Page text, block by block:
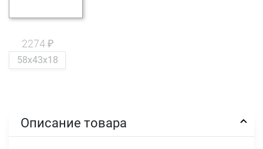
2274 ₽
58x43x18
Описание товара